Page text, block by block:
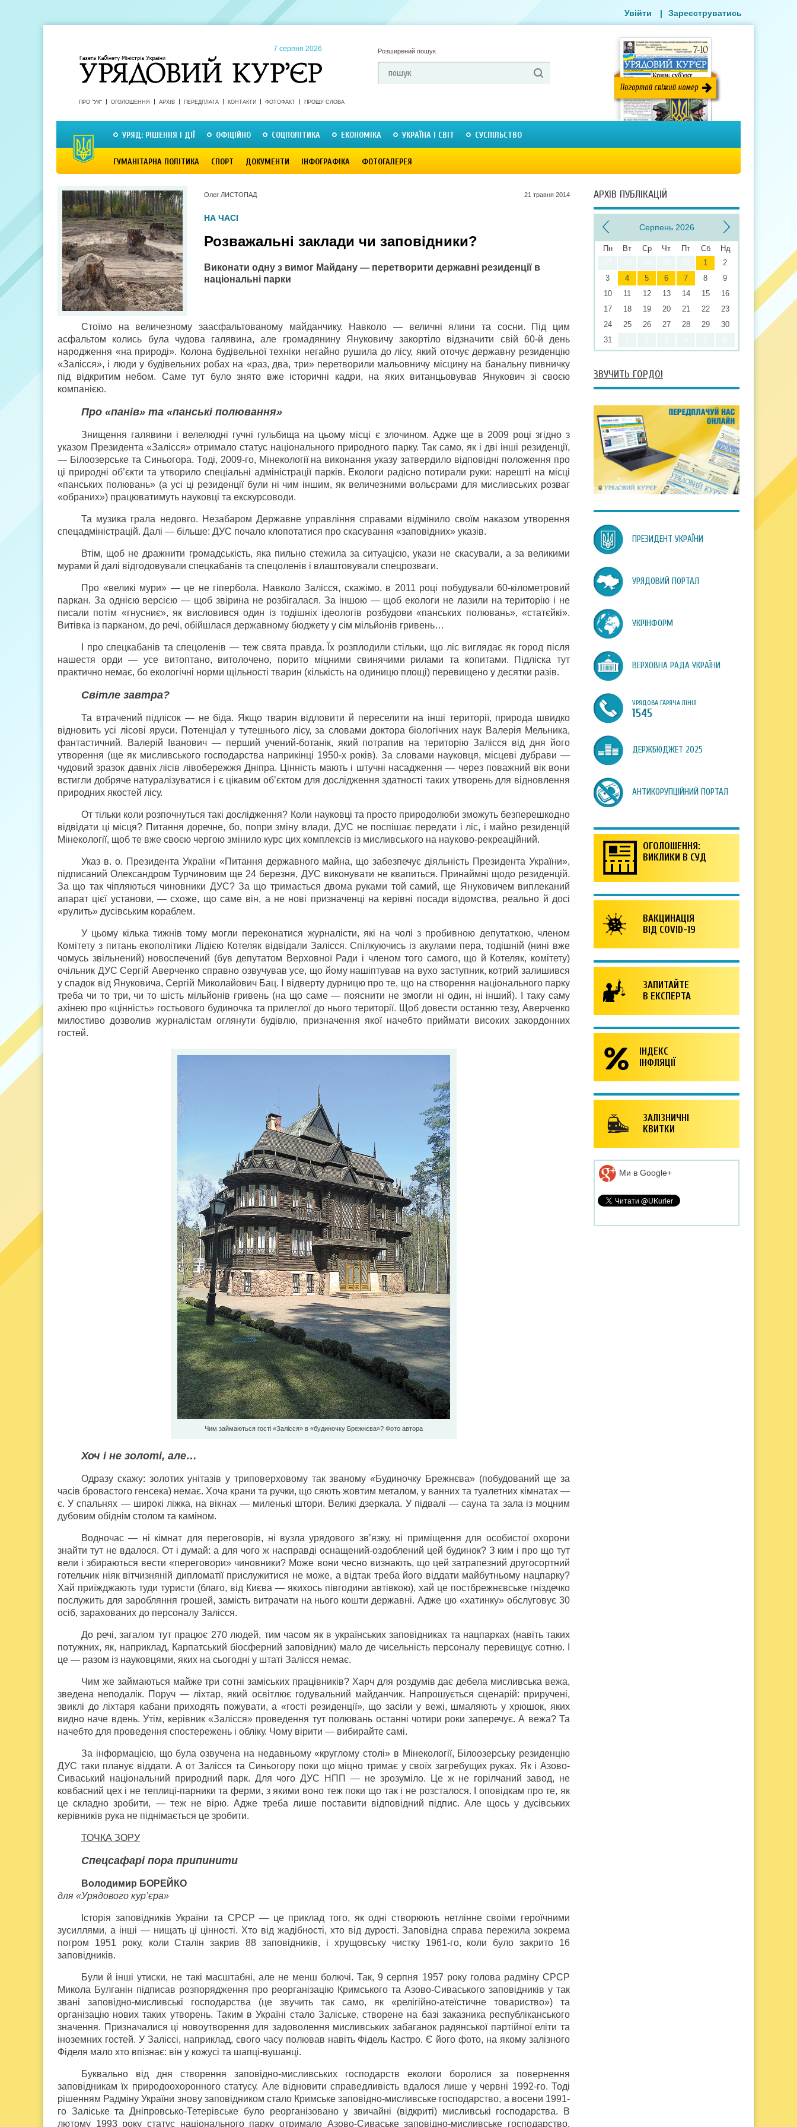
7 серпня 2026 Розширений пошук
ПРО "УК" ОГОЛОШЕННЯ АРХІВ ПЕРЕДПЛАТА КОНТАКТИ ФОТОФАКТ ПРОШУ СЛОВА
УРЯД: РІШЕННЯ І ДІЇ ОФІЦІЙНО СОЦПОЛІТИКА ЕКОНОМІКА УКРАЇНА І СВІТ СУСПІЛЬСТВО
ГУМАНІТАРНА ПОЛІТИКА СПОРТ ДОКУМЕНТИ ІНФОГРАФІКА ФОТОГАЛЕРЕЯ
Увійти | Зареєструватись
Олег ЛИСТОПАД 21 травня 2014
НА ЧАСІ
Розважальні заклади чи заповідники?
Виконати одну з вимог Майдану — перетворити державні резиденції в
національні парки
Стоїмо на величезному заасфальтованому майданчику. Навколо — величні ялини та сосни. Під цим
асфальтом колись була чудова галявина, але громадянину Януковичу закортіло відзначити свій 60-й день
народження «на природі». Колона будівельної техніки негайно рушила до лісу, який оточує державну резиденцію
«Залісся», і люди у будівельних робах на «раз, два, три» перетворили мальовничу місцину на банальну пивничку
під відкритим небом. Саме тут було знято вже історичні кадри, на яких витанцьовував Янукович зі своєю
компанією.
Про «панів» та «панські полювання»
Знищення галявини і велелюдні гучні гульбища на цьому місці є злочином. Адже ще в 2009 році згідно з
указом Президента «Залісся» отримало статус національного природного парку. Так само, як і дві інші резиденції,
— Білоозерське та Синьогора. Тоді, 2009-го, Мінекології на виконання указу затвердило відповідні положення про
ці природні об’єкти та утворило спеціальні адміністрації парків. Екологи радісно потирали руки: нарешті на місці
«панських полювань» (а усі ці резиденції були ні чим іншим, як величезними вольєрами для мисливських розваг
«обраних») працюватимуть науковці та екскурсоводи.
Та музика грала недовго. Незабаром Державне управління справами відмінило своїм наказом утворення
спецадміністрацій. Далі — більше: ДУС почало клопотатися про скасування «заповідних» указів.
Втім, щоб не дражнити громадськість, яка пильно стежила за ситуацією, укази не скасували, а за великими
мурами й далі відгодовували спецкабанів та спецоленів і влаштовували спецрозваги.
Про «великі мури» — це не гіпербола. Навколо Залісся, скажімо, в 2011 році побудували 60-кілометровий
паркан. За однією версією — щоб звірина не розбігалася. За іншою — щоб екологи не лазили на територію і не
писали потім «гнусниє», як висловився один із тодішніх ідеологів розбудови «панських полювань», «статєйкі».
Витівка із парканом, до речі, обійшлася державному бюджету у сім мільйонів гривень…
І про спецкабанів та спецоленів — теж свята правда. Їх розплодили стільки, що ліс виглядає як город після
нашестя орди — усе витоптано, витолочено, порито міцними свинячими рилами та копитами. Підліска тут
практично немає, бо екологічні норми щільності тварин (кількість на одиницю площі) перевищено у десятки разів.
Світле завтра?
Та втрачений підлісок — не біда. Якщо тварин відловити й переселити на інші території, природа швидко
відновить усі лісові яруси. Потенціал у тутешнього лісу, за словами доктора біологічних наук Валерія Мельника,
фантастичний. Валерій Іванович — перший учений-ботанік, який потрапив на територію Залісся від дня його
утворення (ще як мисливського господарства наприкінці 1950-х років). За словами науковця, місцеві дубрави —
чудовий зразок давніх лісів лівобережжя Дніпра. Цінність мають і штучні насадження — через поважний вік вони
встигли добряче натуралізуватися і є цікавим об’єктом для дослідження здатності таких утворень для відновлення
природних якостей лісу.
От тільки коли розпочнуться такі дослідження? Коли науковці та просто природолюби зможуть безперешкодно
відвідати ці місця? Питання доречне, бо, попри зміну влади, ДУС не поспішає передати і ліс, і майно резиденцій
Мінекології, щоб те вже своєю чергою змінило курс цих комплексів із мисливського на науково-рекреаційний.
Указ в. о. Президента України «Питання державного майна, що забезпечує діяльність Президента України»,
підписаний Олександром Турчиновим ще 24 березня, ДУС виконувати не квапиться. Принаймні щодо резиденцій.
За що так чіпляються чиновники ДУС? За що тримається двома руками той самий, ще Януковичем виплеканий
апарат цієї установи, — схоже, що саме він, а не нові призначенці на керівні посади відомства, реально й досі
«рулить» дусівським кораблем.
У цьому кілька тижнів тому могли переконатися журналісти, які на чолі з пробивною депутаткою, членом
Комітету з питань екополітики Лідією Котеляк відвідали Залісся. Спілкуючись із акулами пера, тодішній (нині вже
чомусь звільнений) новоспечений (був депутатом Верховної Ради і членом того самого, що й Котеляк, комітету)
очільник ДУС Сергій Аверченко справно озвучував усе, що йому нашіптував на вухо заступник, котрий залишився
у спадок від Януковича, Сергій Миколайович Бац. І відверту дурницю про те, що на створення національного парку
треба чи то три, чи то шість мільйонів гривень (на що саме — пояснити не змогли ні один, ні інший). І таку саму
ахінею про «цінність» гостьового будиночка та прилеглої до нього території. Щоб довести останню тезу, Аверченко
милостиво дозволив журналістам оглянути будівлю, призначення якої начебто приймати високих закордонних
гостей.
Чим займаються гості «Залісся» в «будиночку Брежнєва»? Фото автора
Хоч і не золоті, але…
Одразу скажу: золотих унітазів у триповерховому так званому «Будиночку Брежнєва» (побудований ще за
часів бровастого генсека) немає. Хоча крани та ручки, що сяють жовтим металом, у ванних та туалетних кімнатах —
є. У спальнях — широкі ліжка, на вікнах — миленькі штори. Великі дзеркала. У підвалі — сауна та зала із моцним
дубовим обіднім столом та каміном.
Водночас — ні кімнат для переговорів, ні вузла урядового зв’язку, ні приміщення для особистої охорони
знайти тут не вдалося. От і думай: а для чого ж насправді оснащений-оздоблений цей будинок? З ким і про що тут
вели і збираються вести «переговори» чиновники? Може вони чесно визнають, що цей затрапезний другосортний
готельчик ніяк вітчизняній дипломатії прислужитися не може, а відтак треба його віддати майбутньому нацпарку?
Хай приїжджають туди туристи (благо, від Києва — якихось півгодини автівкою), хай це постбрежнєвське гніздечко
послужить для заробляння грошей, замість витрачати на нього кошти державні. Адже цю «хатинку» обслуговує 30
осіб, зарахованих до персоналу Залісся.
До речі, загалом тут працює 270 людей, тим часом як в українських заповідниках та нацпарках (навіть таких
потужних, як, наприклад, Карпатський біосферний заповідник) мало де чисельність персоналу перевищує сотню. І
це — разом із науковцями, яких на сьогодні у штаті Залісся немає.
Чим же займаються майже три сотні заміських працівників? Харч для роздумів дає дебела мисливська вежа,
зведена неподалік. Поруч — ліхтар, який освітлює годувальний майданчик. Напрошується сценарій: приручені,
звиклі до ліхтаря кабани приходять пожувати, а «гості резиденції», що засіли у вежі, шмаляють у хрюшок, яких
видно наче вдень. Утім, керівник «Залісся» проведення тут полювань останні чотири роки заперечує. А вежа? Та
начебто для проведення спостережень і обліку. Чому вірити — вибирайте самі.
За інформацією, що була озвучена на недавньому «круглому столі» в Мінекології, Білоозерську резиденцію
ДУС таки планує віддати. А от Залісся та Синьогору поки що міцно тримає у своїх загребущих руках. Як і Азово-
Сиваський національний природний парк. Для чого ДУС НПП — не зрозуміло. Це ж не горілчаний завод, не
ковбасний цех і не теплиці-парники та ферми, з якими воно теж поки що так і не розсталося. І оповідкам про те, як
це складно зробити, — теж не вірю. Адже треба лише поставити відповідний підпис. Але щось у дусівських
керівників рука не піднімається це зробити.
ТОЧКА ЗОРУ
Спецсафарі пора припинити
Володимир БОРЕЙКО
для «Урядового кур’єра»
Історія заповідників України та СРСР — це приклад того, як одні створюють нетлінне своїми героїчними
зусиллями, а інші — нищать ці цінності. Хто від жадібності, хто від дурості. Заповідна справа пережила зокрема
погром 1951 року, коли Сталін закрив 88 заповідників, і хрущовську чистку 1961-го, коли було закрито 16
заповідників.
Були й інші утиски, не такі масштабні, але не менш болючі. Так, 9 серпня 1957 року голова радміну СРСР
Микола Булганін підписав розпорядження про реорганізацію Кримського та Азово-Сиваського заповідників у так
звані заповідно-мисливські господарства (це звучить так само, як «релігійно-атеїстичне товариство») та
організацію нових таких утворень. Таким в Україні стало Заліське, створене на базі заказника республіканського
значення. Призначалися ці новоутворення для задоволення мисливських забаганок радянської партійної еліти та
іноземних гостей. У Заліссі, наприклад, свого часу полював навіть Фідель Кастро. Є його фото, на якому залізного
Фіделя мало хто впізнає: він у кожусі та шапці-вушанці.
Буквально від дня створення заповідно-мисливських господарств екологи боролися за повернення
заповідникам їх природоохоронного статусу. Але відновити справедливість вдалося лише у червні 1992-го. Тоді
рішенням Радміну України знову заповідником стало Кримське заповідно-мисливське господарство, а восени 1991-
го Заліське та Дніпровсько-Тетерівське було реорганізовано у звичайні (відкриті) мисливські господарства. В
лютому 1993 року статус національного парку отримало Азово-Сиваське заповідно-мисливське господарство.
АРХІВ ПУБЛІКАЦІЙ
Серпень 2026
Пн Вт Ср Чт Пт Сб
Нд
1
2
3
4 5 6 7 8
9
10
11 12 13 14 15
16
17
18 19 20 21 22
23
24
25 26 27 28 29
30
31
ЗВУЧИТЬ ГОРДО!
ПРЕЗИДЕНТ УКРАЇНИ
УРЯДОВИЙ ПОРТАЛ
УКРІНФОРМ
ВЕРХОВНА РАДА УКРАЇНИ
УРЯДОВА ГАРЯЧА ЛІНІЯ
1545
ДЕРЖБЮДЖЕТ 2025
АНТИКОРУПЦІЙНИЙ ПОРТАЛ
ОГОЛОШЕННЯ:
ВИКЛИКИ В СУД
ВАКЦИНАЦІЯ
ВІД COVID-19
ЗАПИТАЙТЕ
В ЕКСПЕРТА
ІНДЕКС
ІНФЛЯЦІЇ
ЗАЛІЗНИЧНІ
КВИТКИ
Ми в Google+